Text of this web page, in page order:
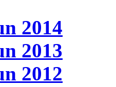
2014
2013
2012